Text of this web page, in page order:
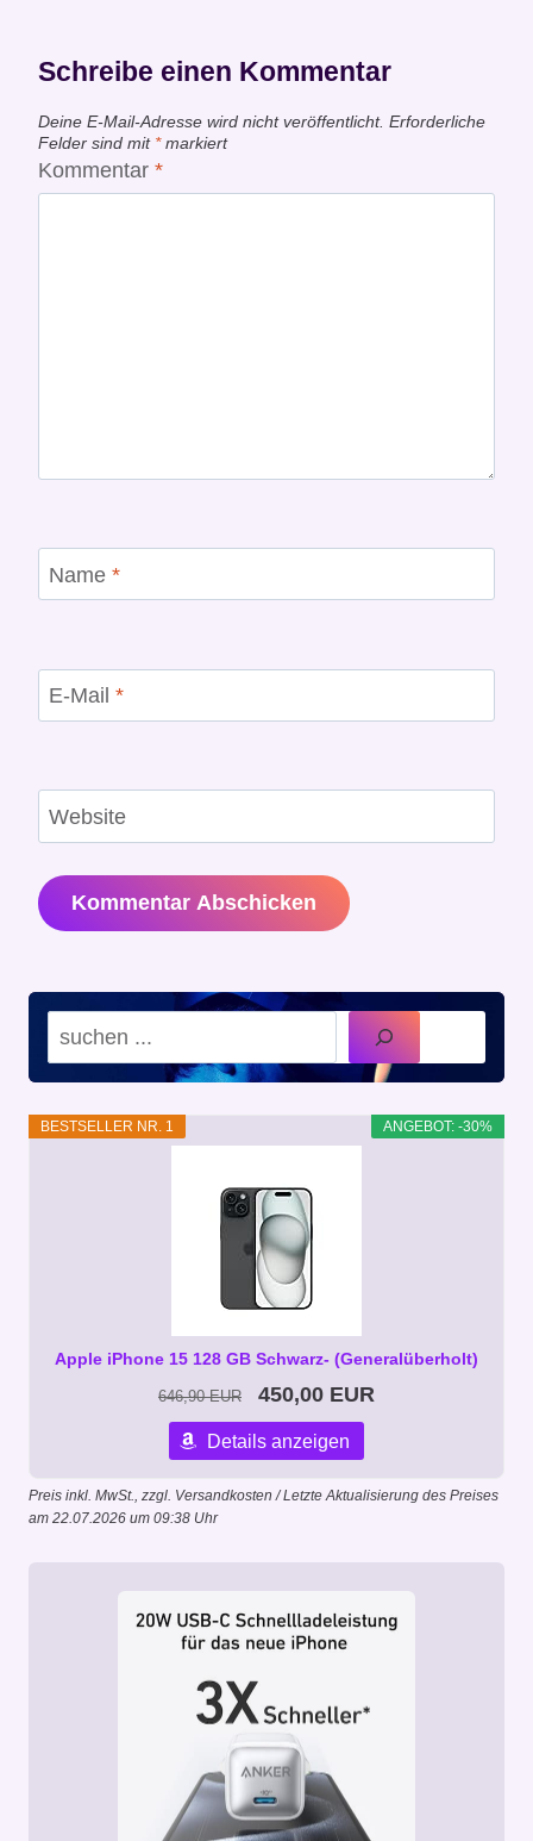
Schreibe einen Kommentar
Deine E-Mail-Adresse wird nicht veröffentlicht. Erforderliche
Felder sind mit *markiert
Kommentar *
Name *
E-Mail *
Website
Suchen
ANGEBOT: -30%
BESTSELLER NR. 1
Apple iPhone 15 128 GB Schwarz- (Generalüberholt)
646,90 EUR 450,00 EUR
Details anzeigen
Preis inkl. MwSt., zzgl. Versandkosten / Letzte Aktualisierung des Preises
am 22.07.2026 um 09:38 Uhr